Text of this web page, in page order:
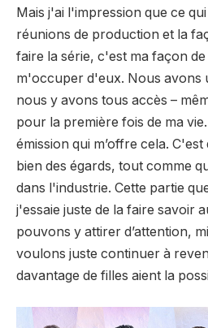
Mais j'ai l'impression que ce
réunions de production et la
faire la série, c'est ma façon
m'occuper d'eux. Nous avons
nous y avons tous accès –
pour la première fois de ma vie.
émission qui m’offre cela.
bien des égards, tout comme
dans l'industrie. Cette partie
j'essaie juste de la faire savoir
pouvons y attirer d’attention,
voulons juste continuer à
davantage de filles aient la